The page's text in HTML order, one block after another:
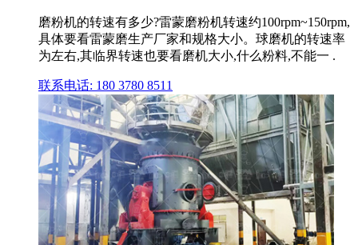
磨粉机的转速有多少?雷蒙磨粉机转速约100rpm~150rpm,
具体要看雷蒙磨生产厂家和规格大小。球磨机的转速率
为左右,其临界转速也要看磨机大小,什么粉料,不能一 .
联系电话: 180 3780 8511